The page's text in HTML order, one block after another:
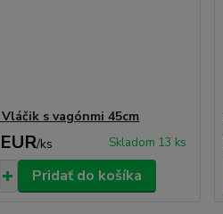
s vagónmi 45cm
/ks Skladom 13 ks
Pridať do košíka